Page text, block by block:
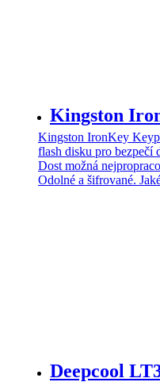
Kingston
Kingston IronKey
flash disku pro bezpečí
Dost možná
Odolné a šifrované.
Deepcool